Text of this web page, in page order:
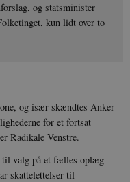
og statsminister
kun lidt over to
og især skændtes Anker
for et fortsat
Radikale Venstre.
til valg på et fælles oplæg
skattelettelser til